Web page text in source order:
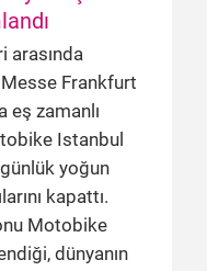
arasında
Frankfurt
eş zamanlı
Istanbul
yoğun
kapattı.
Motobike
dünyanın